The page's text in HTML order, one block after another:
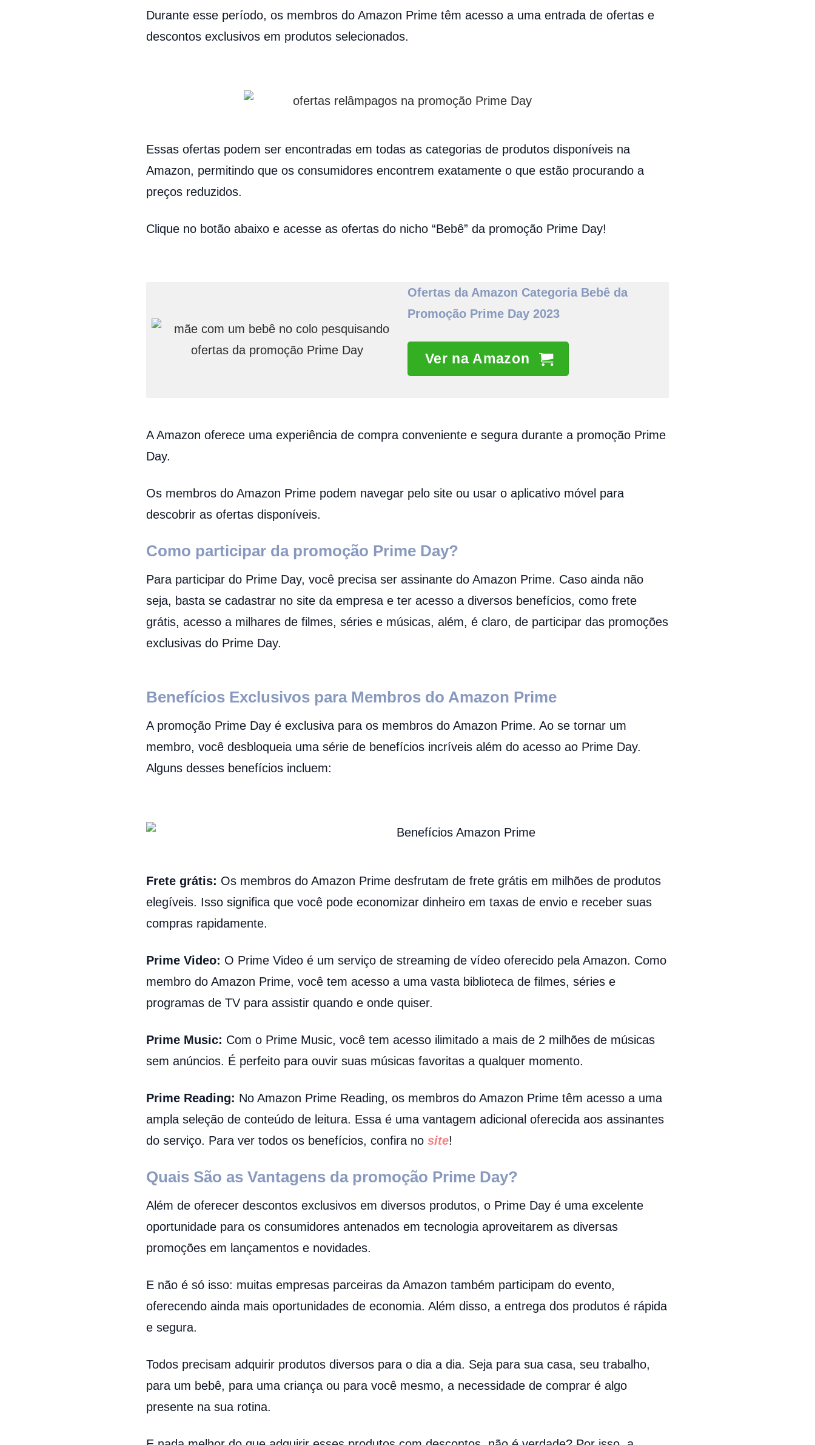
Durante esse período, os membros do Amazon Prime têm acesso a uma entrada de ofertas e
descontos exclusivos em produtos selecionados.
Essas ofertas podem ser encontradas em todas as categorias de produtos disponíveis na
Amazon, permitindo que os consumidores encontrem exatamente o que estão procurando a
preços reduzidos.
Clique no botão abaixo e acesse as ofertas do nicho “Bebê” da promoção Prime Day!
Ofertas da Amazon Categoria Bebê da
Promoção Prime Day 2023
Ver na Amazon
A Amazon oferece uma experiência de compra conveniente e segura durante a promoção Prime
Day.
Os membros do Amazon Prime podem navegar pelo site ou usar o aplicativo móvel para
descobrir as ofertas disponíveis.
Como participar da promoção Prime Day?
Para participar do Prime Day, você precisa ser assinante do Amazon Prime. Caso ainda não
seja, basta se cadastrar no site da empresa e ter acesso a diversos benefícios, como frete
grátis, acesso a milhares de filmes, séries e músicas, além, é claro, de participar das promoções
exclusivas do Prime Day.
Benefícios Exclusivos para Membros do Amazon Prime
A promoção Prime Day é exclusiva para os membros do Amazon Prime. Ao se tornar um
membro, você desbloqueia uma série de benefícios incríveis além do acesso ao Prime Day.
Alguns desses benefícios incluem:
Frete grátis: Os membros do Amazon Prime desfrutam de frete grátis em milhões de produtos
elegíveis. Isso significa que você pode economizar dinheiro em taxas de envio e receber suas
compras rapidamente.
Prime Video: O Prime Video é um serviço de streaming de vídeo oferecido pela Amazon. Como
membro do Amazon Prime, você tem acesso a uma vasta biblioteca de filmes, séries e
programas de TV para assistir quando e onde quiser.
Prime Music: Com o Prime Music, você tem acesso ilimitado a mais de 2 milhões de músicas
sem anúncios. É perfeito para ouvir suas músicas favoritas a qualquer momento.
Prime Reading: No Amazon Prime Reading, os membros do Amazon Prime têm acesso a uma
ampla seleção de conteúdo de leitura. Essa é uma vantagem adicional oferecida aos assinantes
do serviço. Para ver todos os benefícios, confira nosite!
Quais São as Vantagens da promoção Prime Day?
Além de oferecer descontos exclusivos em diversos produtos, o Prime Day é uma excelente
oportunidade para os consumidores antenados em tecnologia aproveitarem as diversas
promoções em lançamentos e novidades.
E não é só isso: muitas empresas parceiras da Amazon também participam do evento,
oferecendo ainda mais oportunidades de economia. Além disso, a entrega dos produtos é rápida
e segura.
Todos precisam adquirir produtos diversos para o dia a dia. Seja para sua casa, seu trabalho,
para um bebê, para uma criança ou para você mesmo, a necessidade de comprar é algo
presente na sua rotina.